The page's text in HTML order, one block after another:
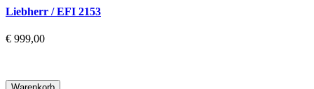
Liebherr / EFI 2153
€ 999,00